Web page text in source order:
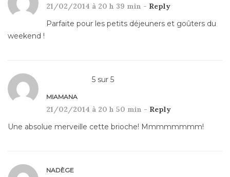
21/02/2014 à 20 h 39 min - Reply
Parfaite pour les petits déjeuners et goûters du
weekend !
5 sur 5
MIAMANA
21/02/2014 à 20 h 50 min - Reply
Une absolue merveille cette brioche! Mmmmmmmm!
NADÈGE